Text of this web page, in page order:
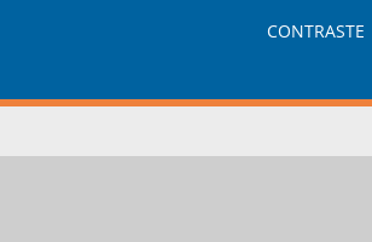
CONTRASTE